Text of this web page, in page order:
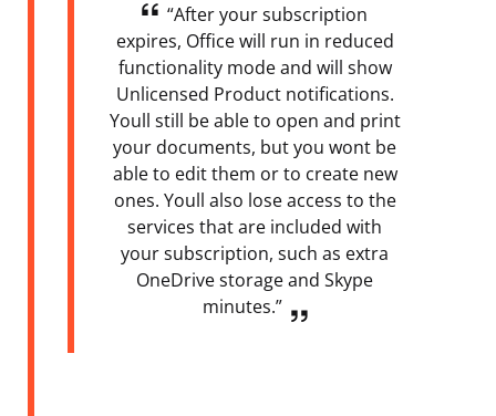
“After your subscription
expires, Office will run in reduced
functionality mode and will show
Unlicensed Product notifications.
Youll still be able to open and print
your documents, but you wont be
able to edit them or to create new
ones. Youll also lose access to the
services that are included with
your subscription, such as extra
OneDrive storage and Skype
minutes.”